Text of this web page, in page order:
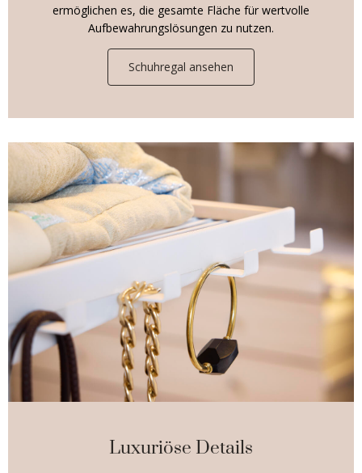
ermöglichen es, die gesamte Fläche für wertvolle
Aufbewahrungslösungen zu nutzen.
Schuhregal ansehen
Luxuriöse Details